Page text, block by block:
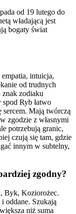
od 19 lutego do
władającą jest
bogaty świat
intuicja,
od trudnych
znak zodiaku
Ryb łatwo
Mają twórczą
zgodzie z własnymi
potrzebują granic,
czują się tam, gdzie
innym w subtelny,
zgodny?
Byk, Koziorożec.
oddane. Szukają
niż suma